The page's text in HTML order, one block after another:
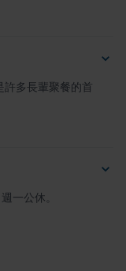
許多長輩聚餐的首
一公休。